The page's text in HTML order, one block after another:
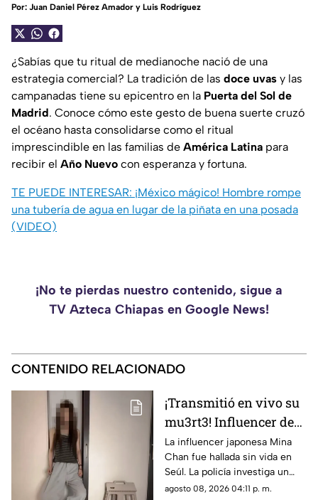
Por: Juan Daniel Pérez Amador y Luis Rodríguez
¿Sabías que tu ritual de medianoche nació de una
estrategia comercial? La tradición de las doce uvas y las
campanadas tiene su epicentro en la Puerta del Sol de
Madrid. Conoce cómo este gesto de buena suerte cruzó
el océano hasta consolidarse como el ritual
imprescindible en las familias de América Latina para
recibir el Año Nuevo con esperanza y fortuna.
TE PUEDE INTERESAR: ¡México mágico! Hombre rompe
una tubería de agua en lugar de la piñata en una posada
(VIDEO)
¡No te pierdas nuestro contenido, sigue a
TV Azteca Chiapas en Google News!
CONTENIDO RELACIONADO
¡Transmitió en vivo su
mu3rt3! Influencer de
k-pop Mina Chan
estaba en su
departamento de Seúl
La influencer japonesa Mina
Chan fue hallada sin vida en
Seúl. La policía investiga un
posible suicidio tras una alerta
agosto 08, 2026 04:11 p. m.